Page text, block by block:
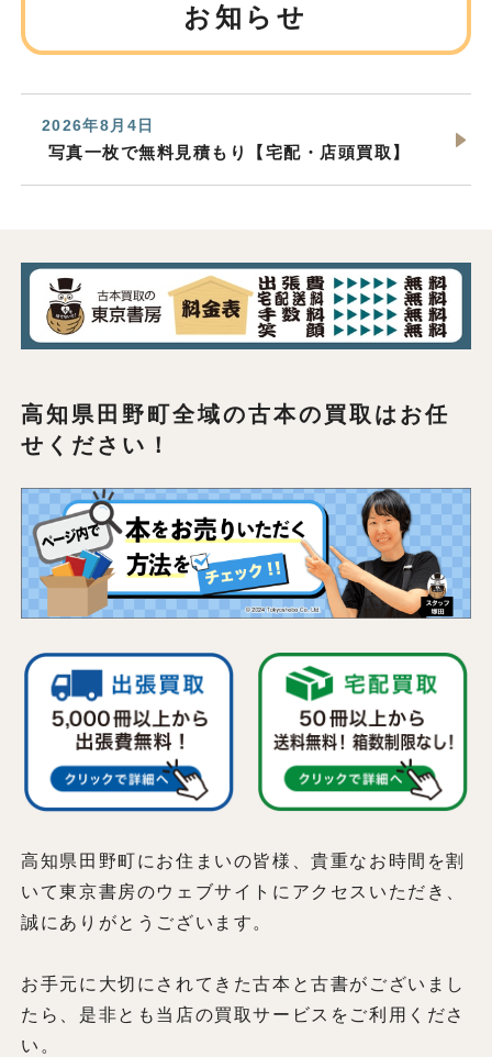
お知らせ
2026年8月4日
写真一枚で無料見積もり【宅配・店頭買取】
高知県田野町全域の古本の買取はお任
せください！
高知県田野町にお住まいの皆様、貴重なお時間を割
いて東京書房のウェブサイトにアクセスいただき、
誠にありがとうございます。
お手元に大切にされてきた古本と古書がございまし
たら、是非とも当店の買取サービスをご利用くださ
い。